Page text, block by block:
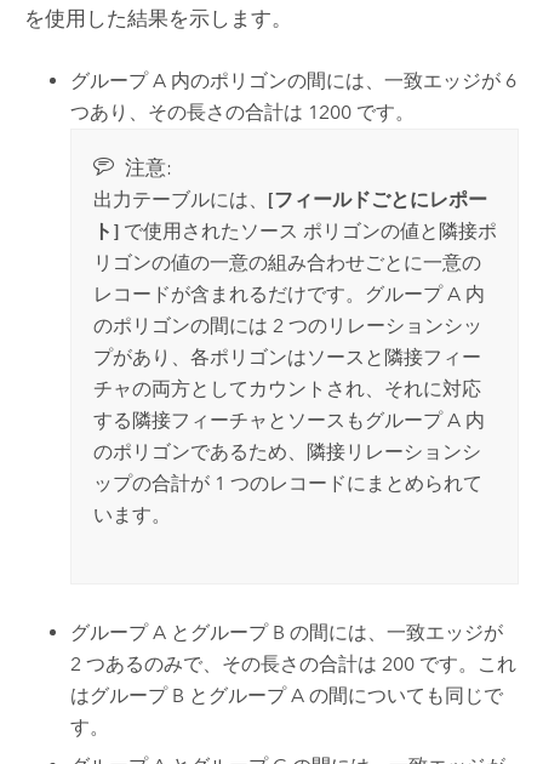
を使用した結果を示します。
グループ A 内のポリゴンの間には、一致エッジが 6
つあり、その長さの合計は 1200 です。
注意:
出力テーブルには、 [フィールドごとにレポー
ト]で使用されたソース ポリゴンの値と隣接ポ
リゴンの値の一意の組み合わせごとに一意の
レコードが含まれるだけです。グループ A 内
のポリゴンの間には 2 つのリレーションシッ
プがあり、各ポリゴンはソースと隣接フィー
チャの両方としてカウントされ、それに対応
する隣接フィーチャとソースもグループ A 内
のポリゴンであるため、隣接リレーションシ
ップの合計が 1 つのレコードにまとめられて
います。
グループ A とグループ B の間には、一致エッジが
2 つあるのみで、その長さの合計は 200 です。これ
はグループ B とグループ A の間についても同じで
す。